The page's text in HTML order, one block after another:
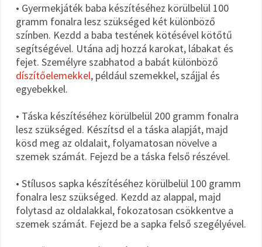
• Gyermekjáték baba készítéséhez körülbelül 100
gramm fonalra lesz szükséged két különböző
színben. Kezdd a baba testének kötésével kötőtű
segítségével. Utána adj hozzá karokat, lábakat és
fejet. Személyre szabhatod a babát különböző
díszítőelemekkel, például szemekkel, szájjal és
egyebekkel.
• Táska készítéséhez körülbelül 200 gramm fonalra
lesz szükséged. Készítsd el a táska alapját, majd
kösd meg az oldalait, folyamatosan növelve a
szemek számát. Fejezd be a táska felső részével.
• Stílusos sapka készítéséhez körülbelül 100 gramm
fonalra lesz szükséged. Kezdd az alappal, majd
folytasd az oldalakkal, fokozatosan csökkentve a
szemek számát. Fejezd be a sapka felső szegélyével.